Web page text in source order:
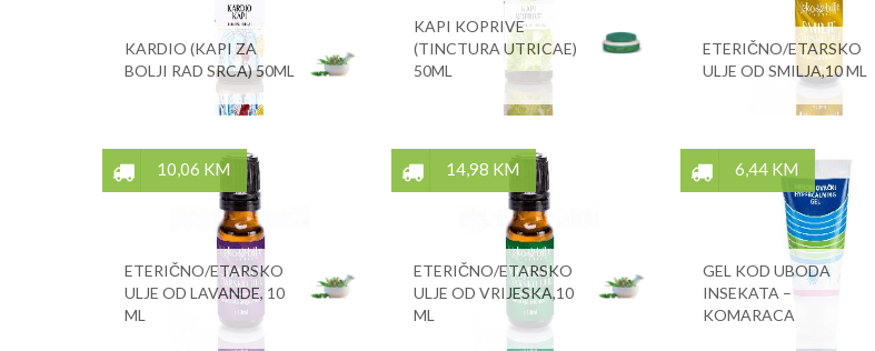
KARDIO (KAPI ZA
BOLJI RAD SRCA) 50ML
KAPI KOPRIVE
(TINCTURA UTRICAE)
50ML
ETERIČNO/ETARSKO
ULJE OD SMILJA,10 ML
10,06 KM
ETERIČNO/ETARSKO
ULJE OD LAVANDE, 10
ML
14,98 KM
ETERIČNO/ETARSKO
ULJE OD VRIJESKA,10
ML
6,44 KM
GEL KOD UBODA
INSEKATA –
KOMARACA